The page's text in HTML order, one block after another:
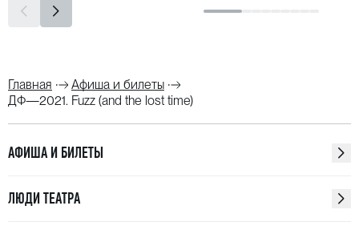
Главная
Афиша и билеты
ДФ—2021. Fuzz (and the lost time)
АФИША И БИЛЕТЫ
ЛЮДИ ТЕАТРА